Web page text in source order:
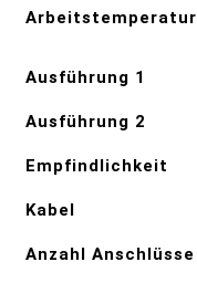
Arbeitstemperatur
Ausführung 1
Ausführung 2
Empfindlichkeit
Kabel
Anzahl Anschlüsse